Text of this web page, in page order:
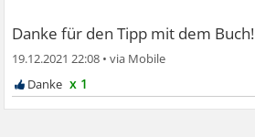
Danke für den Tipp mit dem Buch!
19.12.2021 22:08 •
x 1